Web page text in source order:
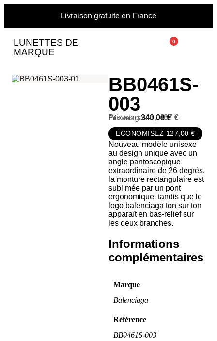
Livraison gratuite en France
LUNETTES DE
MARQUE
0
BB0461S-
003
340,00€
Prix magasin :467 €
ÉCONOMISEZ 127,00 €
Nouveau modèle unisexe
au design unique avec un
angle pantoscopique
extraordinaire de 26 degrés.
la monture rectangulaire est
sublimée par un pont
ergonomique, tandis que le
logo balenciaga ton sur ton
apparaît en bas-relief sur
les deux branches.
Informations
complémentaires
Référence
BB0461S-003
Marque
Balenciaga